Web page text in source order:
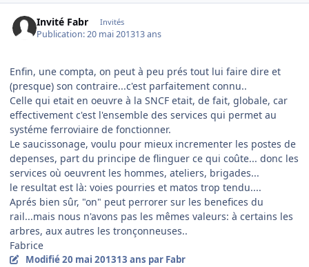
Invité Fabr Invités
Publication:20 mai 201313 ans
Enfin, une compta, on peut à peu prés tout lui faire dire et
(presque) son contraire...c'est parfaitement connu..
Celle qui etait en oeuvre à la SNCF etait, de fait, globale, car
effectivement c'est l'ensemble des services qui permet au
systéme ferroviaire de fonctionner.
Le saucissonage, voulu pour mieux incrementer les postes de
depenses, part du principe de flinguer ce qui coûte... donc les
services où oeuvrent les hommes, ateliers, brigades...
le resultat est là: voies pourries et matos trop tendu....
Aprés bien sûr, "on" peut perrorer sur les benefices du
rail...mais nous n'avons pas les mêmes valeurs: à certains les
arbres, aux autres les tronçonneuses..
Fabrice
Modifié20 mai 201313 ans par Fabr